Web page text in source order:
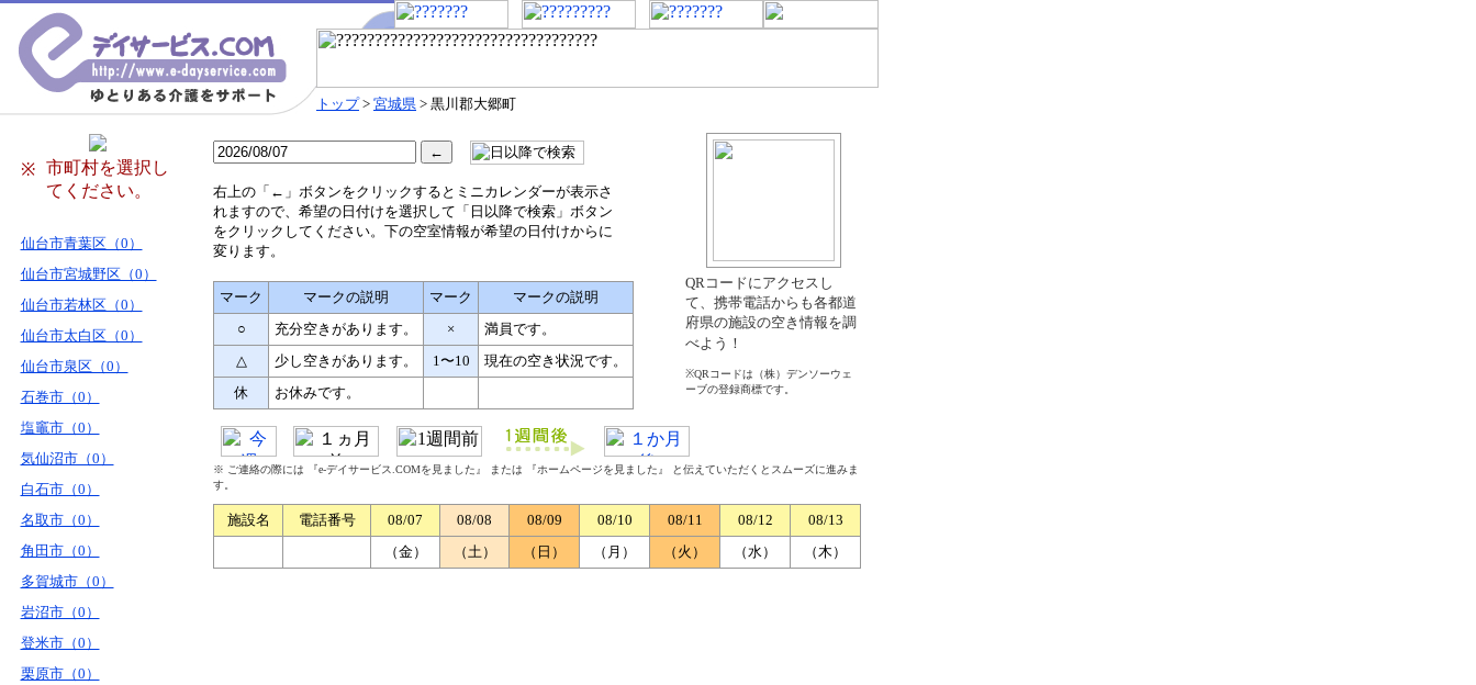
トップ> 宮城県 > 黒川郡大郷町
※
市町村を選択し
てください。
仙台市青葉区（0）
仙台市宮城野区（0）
仙台市若林区（0）
仙台市太白区（0）
仙台市泉区（0）
石巻市（0）
塩竈市（0）
気仙沼市（0）
白石市（0）
名取市（0）
角田市（0）
多賀城市（0）
岩沼市（0）
登米市（0）
栗原市（0）
右上の「←」ボタンをクリックするとミニカレンダーが表示さ
れますので、希望の日付けを選択して「日以降で検索」ボタン
をクリックしてください。下の空室情報が希望の日付けからに
変ります。
マーク マークの説明 マーク
マークの説明
○
充分空きがあります。 ×
満員です。
△
少し空きがあります。 1〜10
現在の空き状況です。
休
お休みです。
QRコードにアクセスし
て、携帯電話からも各都道
府県の施設の空き情報を調
べよう！
※QRコードは（株）デンソーウェ
ーブの登録商標です。
※ ご連絡の際には 『e-デイサービス.COMを見ました』 または 『ホームページを見ました』 と伝えていただくとスムーズに進みま
す。
施設名 電話番号 08/07 08/08 08/09 08/10 08/11 08/12
08/13
（金）
（土） （日） （月） （火） （水） （木）